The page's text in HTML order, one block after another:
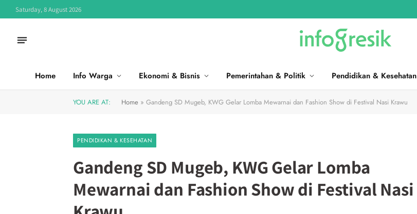
Saturday, 8 August 2026
Home Info Warga Ekonomi & Bisnis Pemerintahan & Politik Pendidikan & Kesehatan
YOU ARE AT: Home » Gandeng SD Mugeb, KWG Gelar Lomba Mewarnai dan Fashion Show di Festival Nasi Krawu
PENDIDIKAN & KESEHATAN
Gandeng SD Mugeb, KWG Gelar Lomba
Mewarnai dan Fashion Show di Festival Nasi